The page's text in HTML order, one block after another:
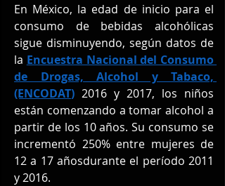
En México, la edad de inicio para el
consumo de bebidas alcohólicas
sigue disminuyendo, según datos de
la Encuestra Nacional del Consumo
de Drogas, Alcohol y Tabaco,
(ENCODAT) 2016 y 2017, los niños
están comenzando a tomar alcohol a
partir de los 10 años. Su consumo se
incrementó 250% entre mujeres de
12 a 17 añosdurante el período 2011
y 2016.